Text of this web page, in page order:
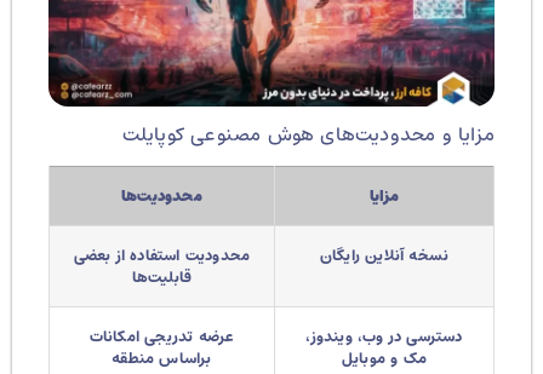
مزایا و محدودیت‌های هوش مصنوعی کوپایلت
محدودیت‌ها
نسخه آنلاین رایگان
محدودیت استفاده از بعضی
قابلیت‌ها
دسترسی در وب، ویندوز،
مک و موبایل
عرضه تدریجی امکانات
براساس منطقه